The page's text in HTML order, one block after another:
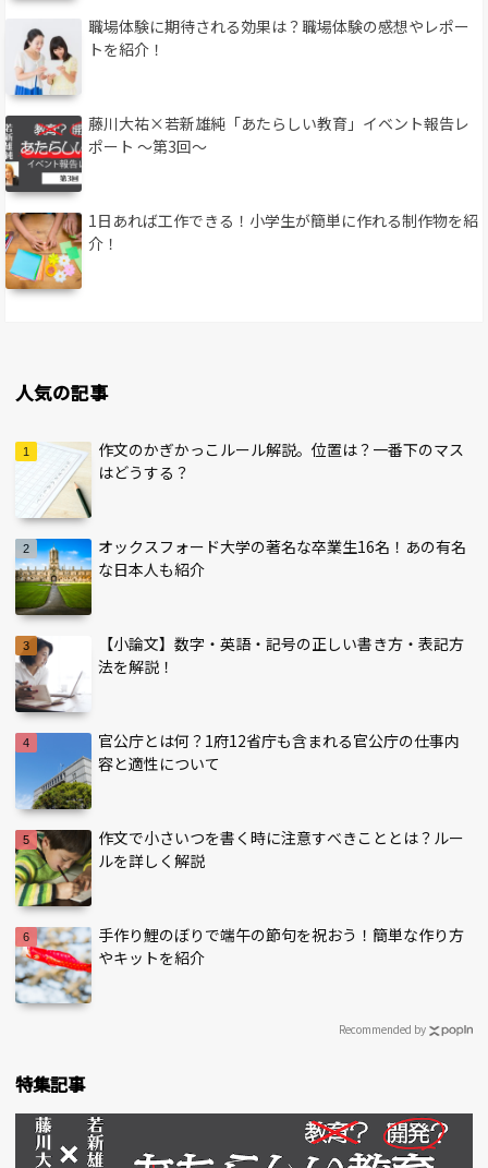
職場体験に期待される効果は？職場体験の感想やレポー
トを紹介！
藤川大祐×若新雄純「あたらしい教育」イベント報告レ
ポート 〜第3回〜
1日あれば工作できる！小学生が簡単に作れる制作物を紹
介！
人気の記事
作文のかぎかっこルール解説。位置は？一番下のマス
はどうする？
オックスフォード大学の著名な卒業生16名！あの有名
な日本人も紹介
【小論文】数字・英語・記号の正しい書き方・表記方
法を解説！
官公庁とは何？1府12省庁も含まれる官公庁の仕事内
容と適性について
作文で小さいつを書く時に注意すべきこととは？ルー
ルを詳しく解説
手作り鯉のぼりで端午の節句を祝おう！簡単な作り方
やキットを紹介
Recommended by
特集記事